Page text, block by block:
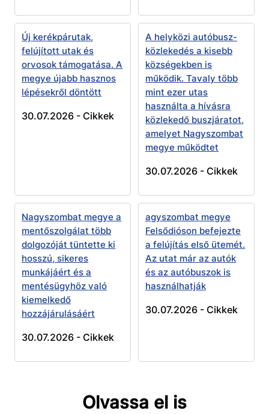
Új kerékpárutak,
felújított utak és
orvosok támogatása. A
megye újabb hasznos
lépésekről döntött
30.07.2026 - Cikkek
A helyközi autóbusz-
közlekedés a kisebb
községekben is
működik. Tavaly több
mint ezer utas
használta a hívásra
közlekedő buszjáratot,
amelyet Nagyszombat
megye működtet
30.07.2026 - Cikkek
Nagyszombat megye a
mentőszolgálat több
dolgozóját tüntette ki
hosszú, sikeres
munkájáért és a
mentésügyhöz való
kiemelkedő
hozzájárulásáért
30.07.2026 - Cikkek
agyszombat megye
Felsődióson befejezte
a felújítás első ütemét.
Az utat már az autók
és az autóbuszok is
használhatják
30.07.2026 - Cikkek
Olvassa el is